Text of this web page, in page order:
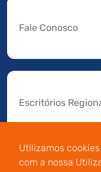
Utilizamos
com a nossa
Fale Conosco
Escritórios